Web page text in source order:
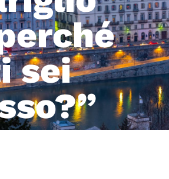
sei